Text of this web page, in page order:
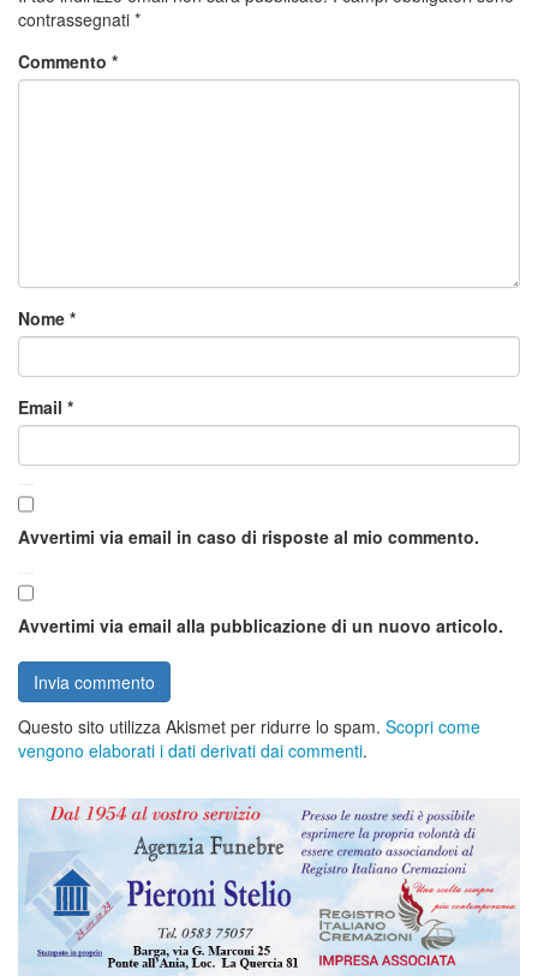
contrassegnati *
Commento *
Nome *
Email *
Avvertimi via email in caso di risposte al mio commento.
Avvertimi via email alla pubblicazione di un nuovo articolo.
Questo sito utilizza Akismet per ridurre lo spam. Scopri come
vengono elaborati i dati derivati dai commenti.